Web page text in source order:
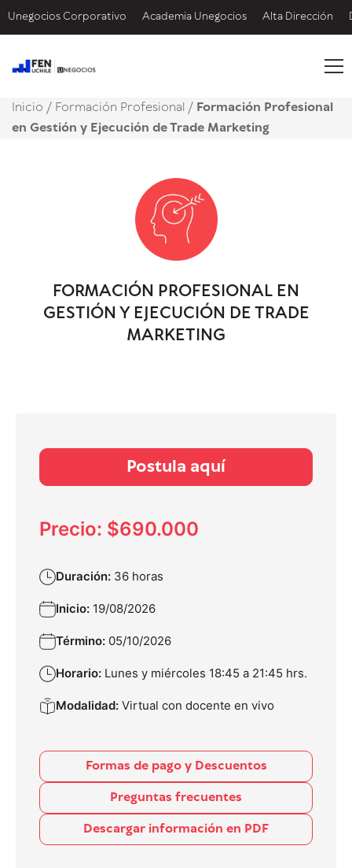
Unegocios Corporativo Academia Unegocios Alta Dirección
Inicio / Formación Profesional / Formación Profesional
en Gestión y Ejecución de Trade Marketing
FORMACIÓN PROFESIONAL EN
GESTIÓN Y EJECUCIÓN DE TRADE
MARKETING
Postula aquí
Precio: $690.000
Duración: 36 horas
Inicio: 19/08/2026
Término: 05/10/2026
Horario: Lunes y miércoles 18:45 a 21:45 hrs.
Modalidad: Virtual con docente en vivo
Formas de pago y Descuentos
Preguntas frecuentes
Descargar información en PDF